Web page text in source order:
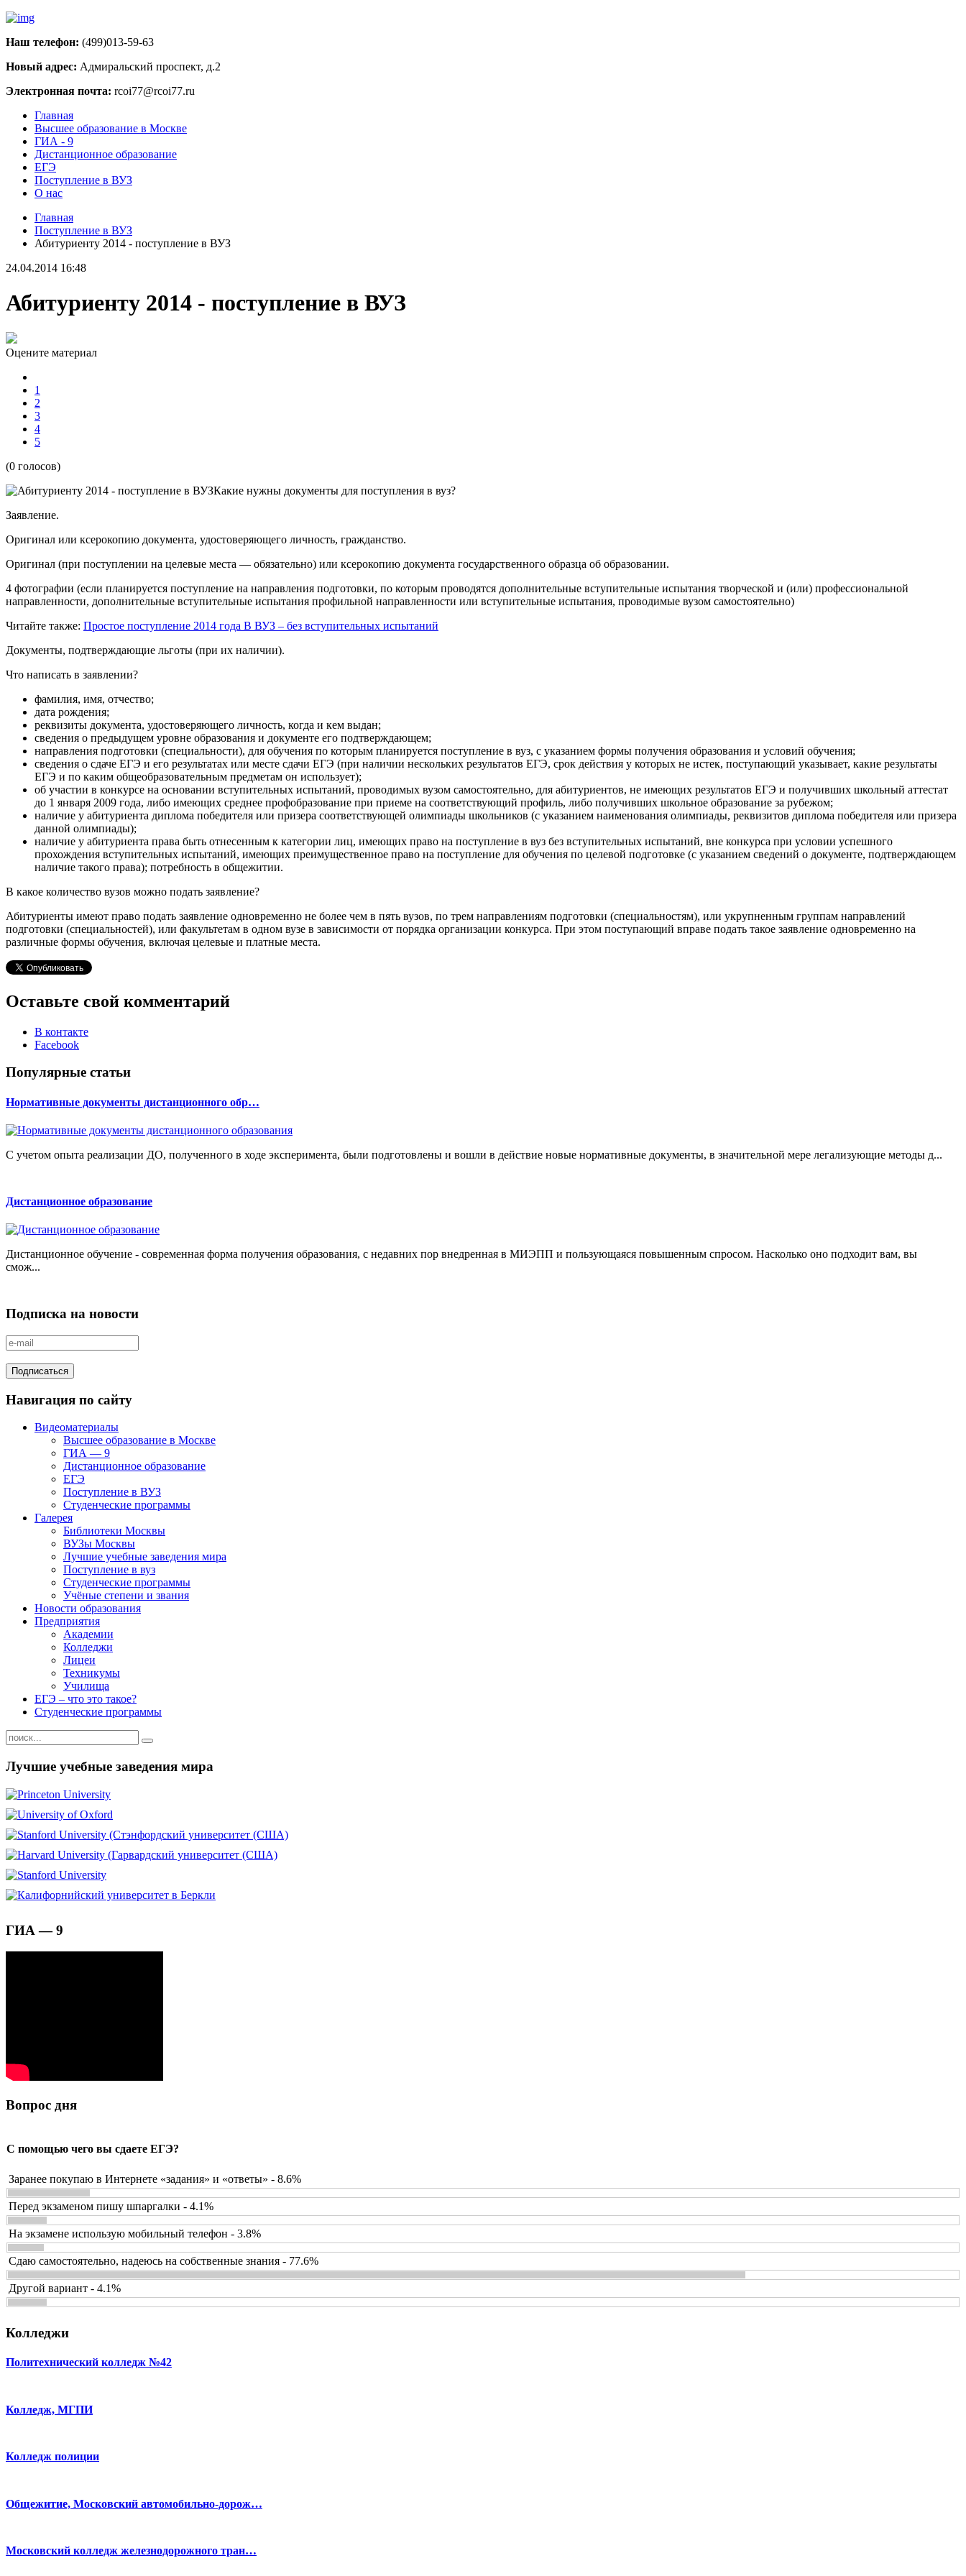
Наш телефон: (499)013-59-63
Новый адрес: Адмиральский проспект, д.2
Электронная почта: rcoi77@rcoi77.ru
Главная
Высшее образование в Москве
ГИА - 9
Дистанционное образование
ЕГЭ
Поступление в ВУЗ
О нас
Главная
Поступление в ВУЗ
Абитуриенту 2014 - поступление в ВУЗ
24.04.2014 16:48
Абитуриенту 2014 - поступление в ВУЗ
Оцените материал
1
2
3
4
5
(0 голосов)
Какие нужны документы для поступления в вуз?
Заявление.
Оригинал или ксерокопию документа, удостоверяющего личность, гражданство.
Оригинал (при поступлении на целевые места — обязательно) или ксерокопию документа государственного образца об образовании.
4 фотографии (если планируется поступление на направления подготовки, по которым проводятся дополнительные вступительные испытания творческой и (или) профессиональной
направленности, дополнительные вступительные испытания профильной направленности или вступительные испытания, проводимые вузом самостоятельно)
Читайте также: Простое поступление 2014 года В ВУЗ – без вступительных испытаний
Документы, подтверждающие льготы (при их наличии).
Что написать в заявлении?
фамилия, имя, отчество;
дата рождения;
реквизиты документа, удостоверяющего личность, когда и кем выдан;
сведения о предыдущем уровне образования и документе его подтверждающем;
направления подготовки (специальности), для обучения по которым планируется поступление в вуз, с указанием формы получения образования и условий обучения;
сведения о сдаче ЕГЭ и его результатах или месте сдачи ЕГЭ (при наличии нескольких результатов ЕГЭ, срок действия у которых не истек, поступающий указывает, какие результаты
ЕГЭ и по каким общеобразовательным предметам он использует);
об участии в конкурсе на основании вступительных испытаний, проводимых вузом самостоятельно, для абитуриентов, не имеющих результатов ЕГЭ и получивших школьный аттестат
до 1 января 2009 года, либо имеющих среднее профобразование при приеме на соответствующий профиль, либо получивших школьное образование за рубежом;
наличие у абитуриента диплома победителя или призера соответствующей олимпиады школьников (с указанием наименования олимпиады, реквизитов диплома победителя или призера
данной олимпиады);
наличие у абитуриента права быть отнесенным к категории лиц, имеющих право на поступление в вуз без вступительных испытаний, вне конкурса при условии успешного
прохождения вступительных испытаний, имеющих преимущественное право на поступление для обучения по целевой подготовке (с указанием сведений о документе, подтверждающем
наличие такого права); потребность в общежитии.
В какое количество вузов можно подать заявление?
Абитуриенты имеют право подать заявление одновременно не более чем в пять вузов, по трем направлениям подготовки (специальностям), или укрупненным группам направлений
подготовки (специальностей), или факультетам в одном вузе в зависимости от порядка организации конкурса. При этом поступающий вправе подать такое заявление одновременно на
различные формы обучения, включая целевые и платные места.
Оставьте свой комментарий
В контакте
Facebook
Популярные статьи
Нормативные документы дистанционного обр…
С учетом опыта реализации ДО, полученного в ходе эксперимента, были подготовлены и вошли в действие новые нормативные документы, в значительной мере легализующие методы д...
Дистанционное образование
Дистанционное обучение - современная форма получения образования, с недавних пор внедренная в МИЭПП и пользующаяся повышенным спросом. Насколько оно подходит вам, вы
смож...
Подписка на новости
Навигация по сайту
Видеоматериалы
Высшее образование в Москве
ГИА — 9
Дистанционное образование
ЕГЭ
Поступление в ВУЗ
Студенческие программы
Галерея
Библиотеки Москвы
ВУЗы Москвы
Лучшие учебные заведения мира
Поступление в вуз
Студенческие программы
Учёные степени и звания
Новости образования
Предприятия
Академии
Колледжи
Лицеи
Техникумы
Училища
ЕГЭ – что это такое?
Студенческие программы
Лучшие учебные заведения мира
ГИА — 9
Вопрос дня
С помощью чего вы сдаете ЕГЭ?
Заранее покупаю в Интернете «задания» и «ответы» - 8.6%
Перед экзаменом пишу шпаргалки - 4.1%
На экзамене использую мобильный телефон - 3.8%
Сдаю самостоятельно, надеюсь на собственные знания - 77.6%
Другой вариант - 4.1%
Колледжи
Политехнический колледж №42
Колледж, МГПИ
Колледж полиции
Общежитие, Московский автомобильно-дорож…
Московский колледж железнодорожного тран…